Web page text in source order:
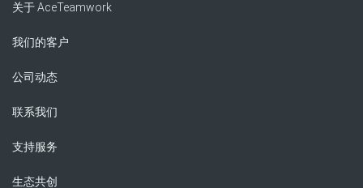
关于 AceTeamwork
我们的客户
公司动态
联系我们
支持服务
生态共创